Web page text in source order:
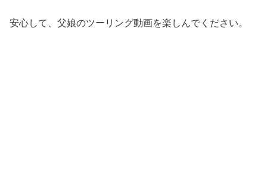
安心して、父娘のツーリング動画を楽しんでください。